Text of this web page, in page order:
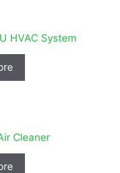
HVAC System
Cleaner